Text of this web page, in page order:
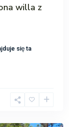
willa z
się ta